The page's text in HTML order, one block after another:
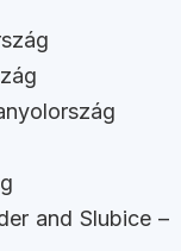
and Slubice –